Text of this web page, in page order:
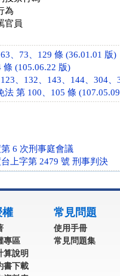
為
官員
、73、129 條 (36.01.01 版)
條 (105.06.22 版)
、132、143、144、304、
法 第 100、105 條
6 次刑事庭會議
上字第 2479 號 刑事判決
權
專區
算說明
書下載
常見問題
使用手冊
常見問題集